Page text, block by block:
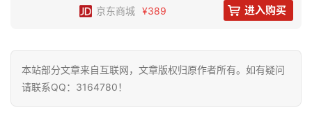
讯
小米苹果华为手机
京东商城 ¥389 进入购买
本站部分文章来自互联网，文章版权归原作者所有。如有疑问
请联系QQ：3164780！